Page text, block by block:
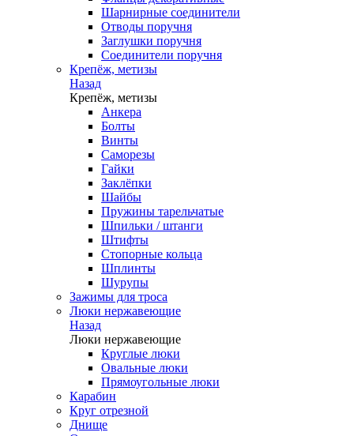
Шарнирные соединители
Отводы поручня
Заглушки поручня
Соединители поручня
Крепёж, метизы
Назад
Крепёж, метизы
Анкера
Болты
Винты
Саморезы
Гайки
Заклёпки
Шайбы
Пружины тарельчатые
Шпильки / штанги
Штифты
Стопорные кольца
Шплинты
Шурупы
Зажимы для троса
Люки нержавеющие
Назад
Люки нержавеющие
Круглые люки
Овальные люки
Прямоугольные люки
Карабин
Круг отрезной
Днище